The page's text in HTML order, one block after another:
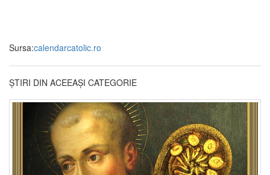
Sursa:calendarcatolic.ro
ȘTIRI DIN ACEEAȘI CATEGORIE